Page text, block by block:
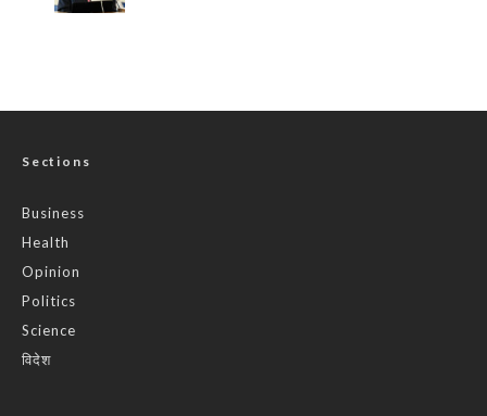
Sections
Business
Health
Opinion
Politics
Science
विदेश